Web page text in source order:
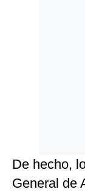
De hecho,
General de